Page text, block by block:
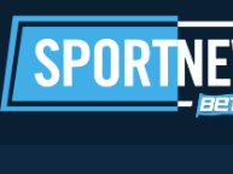
al
contenuto